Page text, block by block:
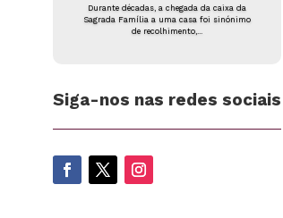
Durante décadas, a chegada da caixa da
Sagrada Família a uma casa foi sinónimo
de recolhimento,...
Siga-nos nas redes sociais